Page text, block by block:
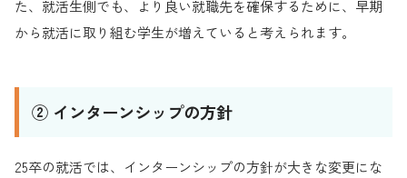
た、就活生側でも、より良い就職先を確保するために、早期
から就活に取り組む学生が増えていると考えられます。
② インターンシップの方針
25卒の就活では、インターンシップの方針が大きな変更にな